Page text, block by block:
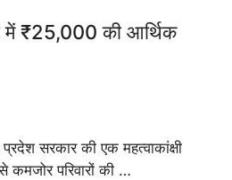
में ₹25,000 की आर्थिक
सरकार की एक महत्वाकांक्षी
कमजोर परिवारों की …